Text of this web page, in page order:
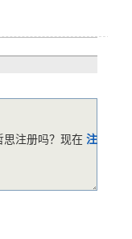
思注册吗？现在 注